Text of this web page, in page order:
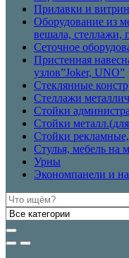
Прилавки и
Оборудование из
вешала, стеллажи,
Сеточное
Пристенная
узлов”Joker, UNO”
Стеклянные
Стеллажи
Стойки
Стойки
Стойки
Стулья, мебель на
Урны
Экономпанели и
Искать: